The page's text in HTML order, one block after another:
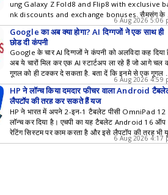
ung Galaxy Z Fold8 and Flip8 with exclusive
nk discounts and exchange bonuses. सैमसंग के इ
न फोल्डेबल फोन्स पर आज रात तक मिल रहे ऑफर्स का लाभ
ठाएं और भारी बचत करें।
6 Aug 2026 5:06
Google का अब क्या होगा? AI दिग्गजों ने एक साथ ही
छोड़ दी कंपनी
Google के चार AI दिग्गजों ने कंपनी को अलविदा कह दिया
अब ये चारों मिल कर एक AI स्टार्टअप ला रहे हैं जो आगे चल
गूगल को ही टक्कर दे सकता है. बता दें कि इनमे से एक गूगल
30वें इंप्लॉइ थे और 27 सालों से कंपनी के साथ जुड़े हुए थे.
6 Aug 2026 4:59
HP ने लॉन्च किया दमदार फीचर वाला Android
लैपटॉप की तरह कर सकते हैं यूज
HP ने भारत में अपने 2-इन-1 टैबलेट पीसी OmniPad 12
लॉन्च कर दिया है। एचपी का यह टैबलेट Android 16 ऑप
रेटिंग सिस्टम पर काम करता है और इसे लैपटॉप की तरह भी
कर सकते हैं।
6 Aug 2026 4:17